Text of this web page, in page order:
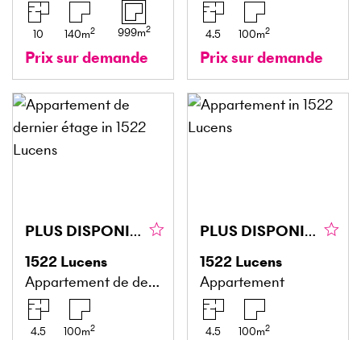
10 140m2 999m2
Prix sur demande
4.5 100m2
Prix sur demande
PLUS DISPONIBLE
1522 Lucens
Appartement de dernier étage
4.5 100m2
PLUS DISPONIBLE
1522 Lucens
Appartement
4.5 100m2